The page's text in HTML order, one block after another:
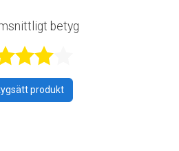
betyg
produkt
stjärnor